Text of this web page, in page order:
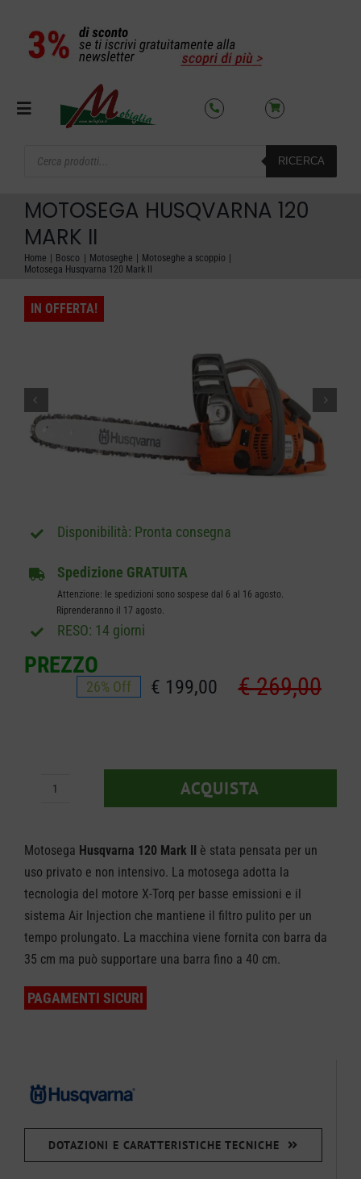
contenuto
Toggle
OFFERTE DEL MESE
CARRELLO
search
RICERCA
MOTOSEGA HUSQVARNA 120
MARK II
Home Bosco Motoseghe
Motoseghe a scoppio
Motosega Husqvarna 120 Mark II
IN OFFERTA!
DOTAZIONI E CARATTERISTICHE TECNICHE
Pronta consegna
Spedizione GRATUITA
Attenzione: le spedizioni sono sospese dal 6 al 16 agosto.
Riprenderanno il 17 agosto.
RESO: 14 giorni
PREZZO
€269,00
era:
€ 199,00
è:
26% Off
120
Mark
II
quantità
ACQUISTA
Motosega Husqvarna 120 Mark II
è stata pensata per un
uso privato e non intensivo. La motosega adotta la
tecnologia del motore X-Torq per basse emissioni e il
sistema Air Injection che mantiene il filtro pulito per un
tempo prolungato. La macchina viene fornita con barra da
35 cm ma può supportare una barra fino a 40 cm.
PAGAMENTI SICURI